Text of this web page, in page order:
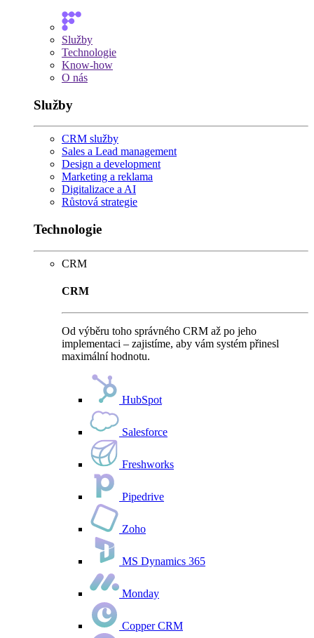
Služby
Technologie
Know-how
O nás
Služby
CRM služby
Sales a Lead management
Design a development
Marketing a reklama
Digitalizace a AI
Růstová strategie
Technologie
CRM
CRM
Od výběru toho správného CRM až po jeho
implementaci – zajistíme, aby vám systém přinesl
maximální hodnotu.
HubSpot
Salesforce
Freshworks
Pipedrive
Zoho
MS Dynamics 365
Monday
Copper CRM